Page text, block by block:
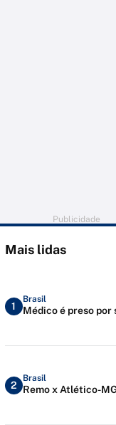
Publicidade
Mais lidas
1
Brasil
Médico é preso por
2
Brasil
Remo x Atlético-